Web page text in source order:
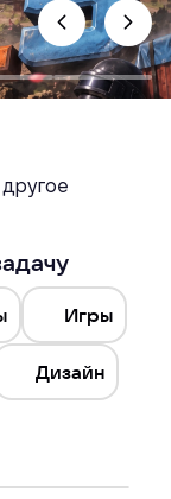
Игры
Дизайн